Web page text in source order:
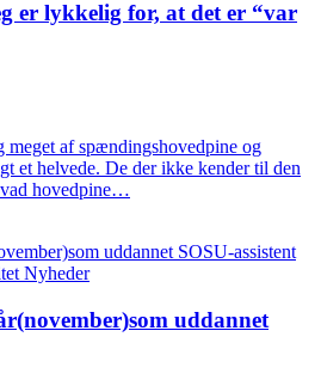
er lykkelig for, at det er “var
meget af spændingshovedpine og
et helvede. De der ikke kender til den
hovedpine…
Nyheder
uddannet